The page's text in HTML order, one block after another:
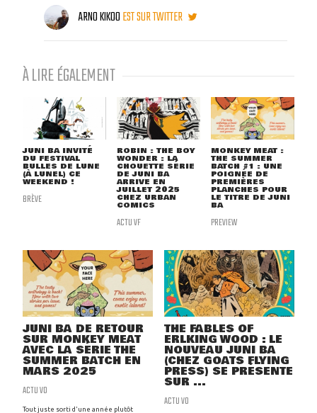
ARNO KIKOOEST SUR TWITTER
À LIRE ÉGALEMENT
JUNI BA INVITÉ
DU FESTIVAL
BULLES DE LUNE
(À LUNEL) CE
WEEKEND !
BRÈVE
ROBIN : THE BOY
WONDER : LA
CHOUETTE SÉRIE
DE JUNI BA
ARRIVE EN
JUILLET 2025
CHEZ URBAN
COMICS
ACTU VF
MONKEY MEAT :
THE SUMMER
BATCH #1 : UNE
POIGNÉE DE
PREMIÈRES
PLANCHES POUR
LE TITRE DE JUNI
BA
PREVIEW
JUNI BA DE RETOUR
SUR MONKEY MEAT
AVEC LA SÉRIE THE
SUMMER BATCH EN
MARS 2025
ACTU VO
Tout juste sorti d'une année plutôt
THE FABLES OF
ERLKING WOOD : LE
NOUVEAU JUNI BA
(CHEZ GOATS FLYING
PRESS) SE PRÉSENTE
SUR ...
ACTU VO